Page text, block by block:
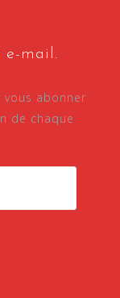
e-mail.
abonner
de chaque